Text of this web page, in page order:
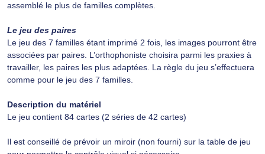
assemblé le plus de familles complètes.
Le jeu des paires
Le jeu des 7 familles étant imprimé 2 fois, les images pourront être
associées par paires. L’orthophoniste choisira parmi les praxies à
travailler, les paires les plus adaptées. La règle du jeu s’effectuera
comme pour le jeu des 7 familles.
Description du matériel
Le jeu contient 84 cartes (2 séries de 42 cartes)
Il est conseillé de prévoir un miroir (non fourni) sur la table de jeu